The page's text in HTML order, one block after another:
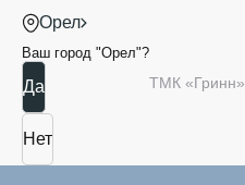
Орел
Ваш город "Орел"?
ТМК «Гринн»